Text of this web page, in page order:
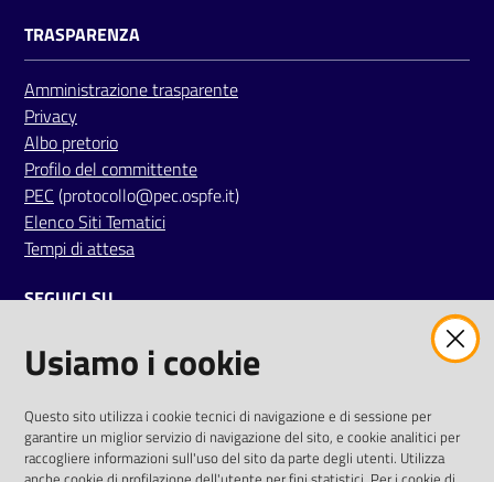
P
a
r
i
t
à
d
i
e
e
r
e
A
TRASPARENZA
Amministrazione trasparente
Privacy
Albo pretorio
Profilo del committente
PEC (protocollo@pec.ospfe.it)
Elenco Siti Tematici
Tempi di attesa
SEGUICI SU
twitterfacebookyoutube
AREA DIPENDENTI
Posta Elettronica Aziendale
Usiamo i cookie
Questo sito utilizza i cookie tecnici di navigazione e di sessione per
garantire un miglior servizio di navigazione del sito, e cookie analitici per
raccogliere informazioni sull'uso del sito da parte degli utenti. Utilizza